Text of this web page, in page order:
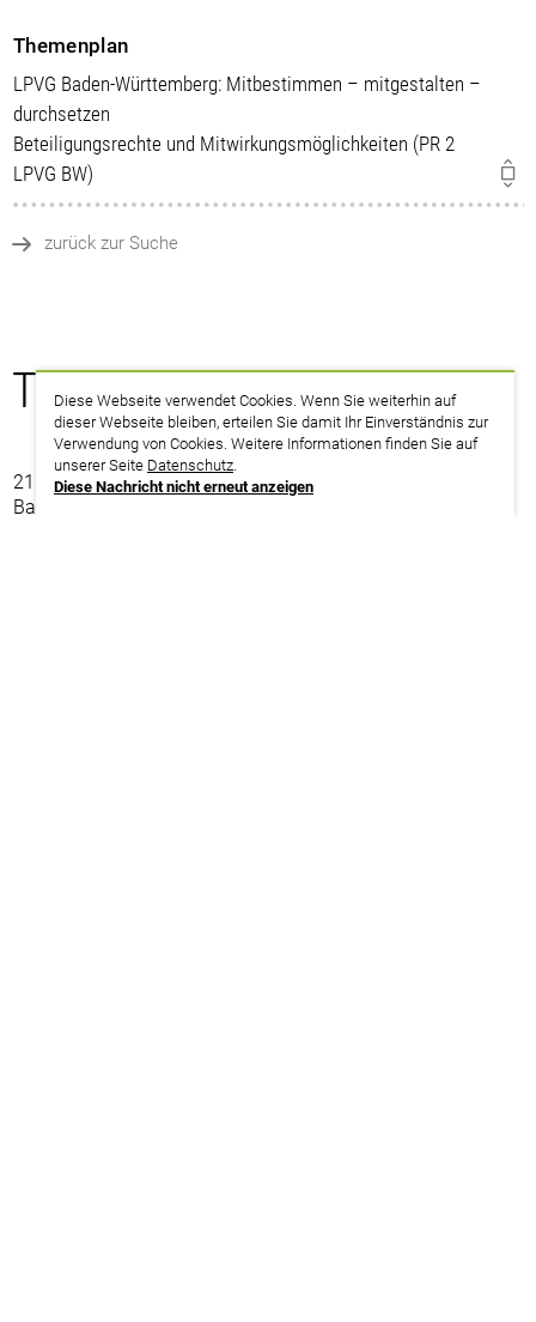
Diese Webseite verwendet Cookies. Wenn Sie weiterhin auf
dieser Webseite bleiben, erteilen Sie damit Ihr Einverständnis zur
Verwendung von Cookies. Weitere Informationen finden Sie auf
unserer Seite Datenschutz.
Diese Nachricht nicht erneut anzeigen
Themenplan
LPVG Baden-Württemberg: Mitbestimmen – mitgestalten –
durchsetzen
Beteiligungsrechte und Mitwirkungsmöglichkeiten (PR 2
LPVG BW)
zurück zur Suche
Termine
21.09. – 25.09.2026
Bayern | Senden